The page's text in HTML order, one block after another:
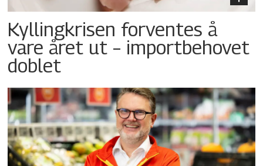
Kyllingkrisen forventes å
vare året ut – importbehovet
doblet